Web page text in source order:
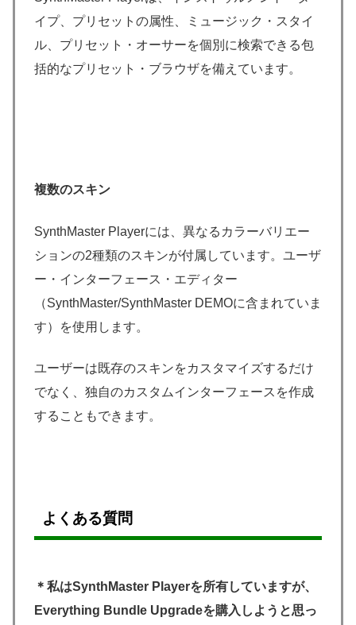
イプ、プリセットの属性、ミュージック・スタイ
ル、プリセット・オーサーを個別に検索できる包
括的なプリセット・ブラウザを備えています。
複数のスキン
SynthMaster Playerには、異なるカラーバリエー
ションの2種類のスキンが付属しています。ユーザ
ー・インターフェース・エディター
（SynthMaster/SynthMaster DEMOに含まれていま
す）を使用します。
ユーザーは既存のスキンをカスタマイズするだけ
でなく、独自のカスタムインターフェースを作成
することもできます。
よくある質問
＊私はSynthMaster Playerを所有していますが、
Everything Bundle Upgradeを購入しようと思っ